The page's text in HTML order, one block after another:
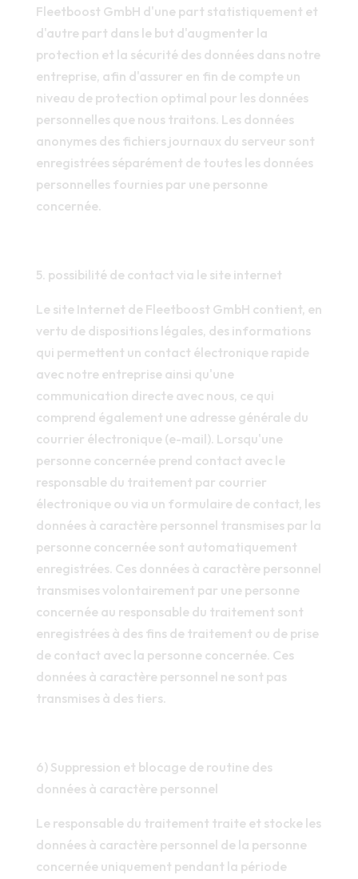
Fleetboost GmbH d'une part statistiquement et
d'autre part dans le but d'augmenter la
protection et la sécurité des données dans notre
entreprise, afin d'assurer en fin de compte un
niveau de protection optimal pour les données
personnelles que nous traitons. Les données
anonymes des fichiers journaux du serveur sont
enregistrées séparément de toutes les données
personnelles fournies par une personne
concernée.
5. possibilité de contact via le site internet
Le site Internet de Fleetboost GmbH contient, en
vertu de dispositions légales, des informations
qui permettent un contact électronique rapide
avec notre entreprise ainsi qu'une
communication directe avec nous, ce qui
comprend également une adresse générale du
courrier électronique (e-mail). Lorsqu'une
personne concernée prend contact avec le
responsable du traitement par courrier
électronique ou via un formulaire de contact, les
données à caractère personnel transmises par la
personne concernée sont automatiquement
enregistrées. Ces données à caractère personnel
transmises volontairement par une personne
concernée au responsable du traitement sont
enregistrées à des fins de traitement ou de prise
de contact avec la personne concernée. Ces
données à caractère personnel ne sont pas
transmises à des tiers.
6) Suppression et blocage de routine des
données à caractère personnel
Le responsable du traitement traite et stocke les
données à caractère personnel de la personne
concernée uniquement pendant la période